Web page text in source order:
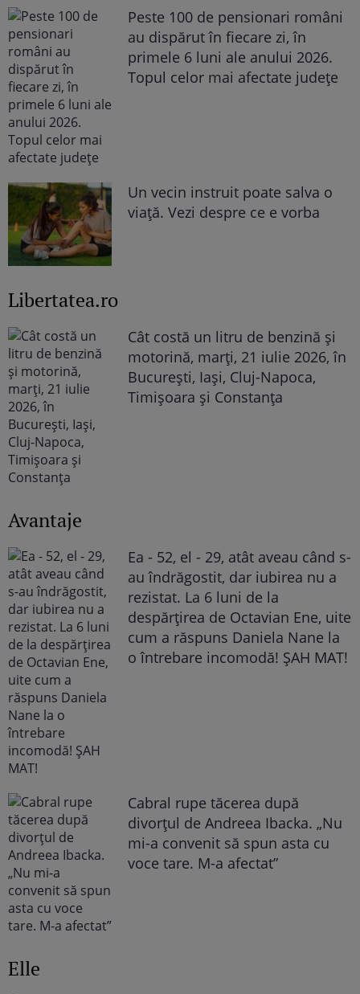
Peste 100 de pensionari români
au dispărut în fiecare zi, în
primele 6 luni ale anului 2026.
Topul celor mai afectate județe
Un vecin instruit poate salva o
viață. Vezi despre ce e vorba
Libertatea.ro
Cât costă un litru de benzină și
motorină, marți, 21 iulie 2026, în
București, Iași, Cluj-Napoca,
Timișoara și Constanța
Avantaje
Ea - 52, el - 29, atât aveau când s-
au îndrăgostit, dar iubirea nu a
rezistat. La 6 luni de la
despărțirea de Octavian Ene, uite
cum a răspuns Daniela Nane la
o întrebare incomodă! ȘAH MAT!
Cabral rupe tăcerea după
divorțul de Andreea Ibacka. „Nu
mi-a convenit să spun asta cu
voce tare. M-a afectat”
Elle